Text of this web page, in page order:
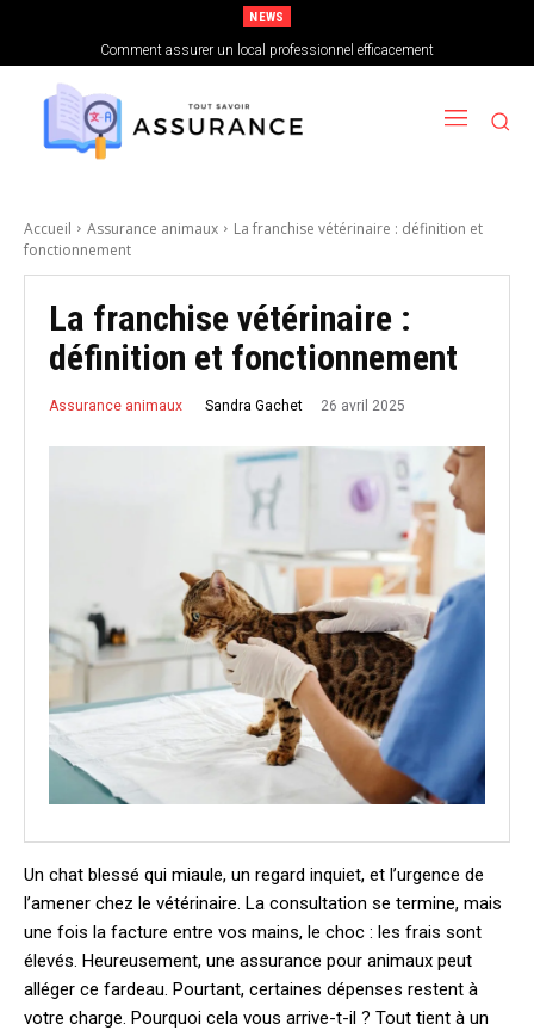
NEWS
Comment assurer un local professionnel efficacement
Comment choisir sa mutuelle santé lorsque l’on est indépendant
Accueil Assurance animaux
La franchise vétérinaire : définition et
fonctionnement
La franchise vétérinaire :
définition et fonctionnement
Assurance animaux Sandra Gachet 26 avril 2025
Un chat blessé qui miaule, un regard inquiet, et l’urgence de
l’amener chez le vétérinaire. La consultation se termine, mais
une fois la facture entre vos mains, le choc : les frais sont
élevés. Heureusement, une assurance pour animaux peut
alléger ce fardeau. Pourtant, certaines dépenses restent à
votre charge. Pourquoi cela vous arrive-t-il ? Tout tient à un